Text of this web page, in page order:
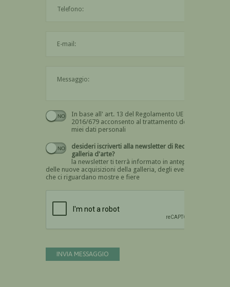
In base all' art. 13 del Regolamento UE n.
2016/679 acconsento al trattamento dei
miei dati personali
Devi dare il consenso
desideri iscriverti alla newsletter di Recta
galleria d'arte?
la newsletter ti terrà informato in anteprima
delle nuove acquisizioni della galleria, degli eventi
che ci riguardano mostre e fiere
INVIA MESSAGGIO